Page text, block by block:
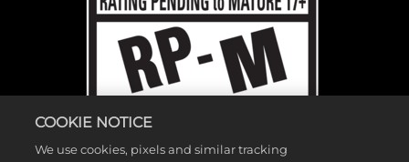
COOKIE NOTICE
We use cookies, pixels and similar tracking